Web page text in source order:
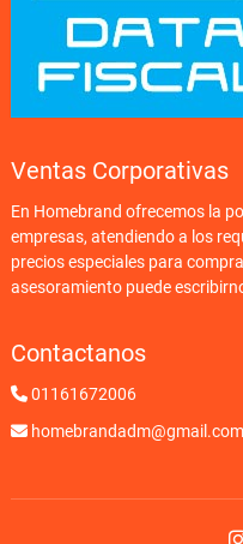
Ventas Corporativas
En Homebrand ofrecemos la
empresas, atendiendo a los
precios especiales para
asesoramiento puede
Contactanos
01161672006
homebrandadm@gmail.com